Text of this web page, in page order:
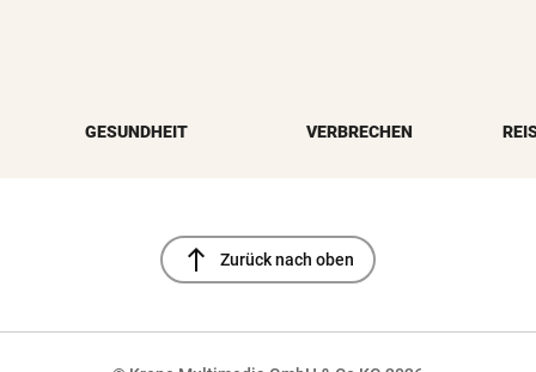
GESUNDHEIT VERBRECHEN
north Zurück nach oben